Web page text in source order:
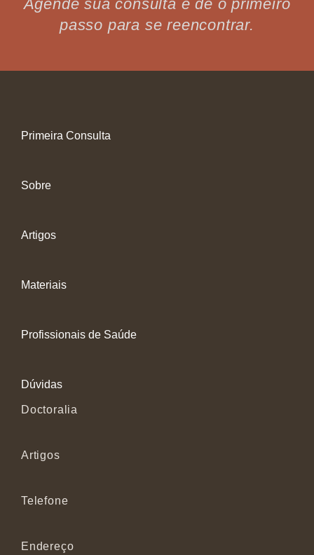
Agende sua consulta e dê o primeiro
passo para se reencontrar.
Primeira Consulta
Sobre
Artigos
Materiais
Profissionais de Saúde
Dúvidas
Doctoralia
Artigos
Telefone
Endereço